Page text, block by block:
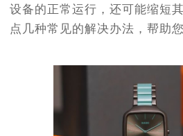
设备的正常运行，还可能缩短
点几种常见的解决办法，帮助